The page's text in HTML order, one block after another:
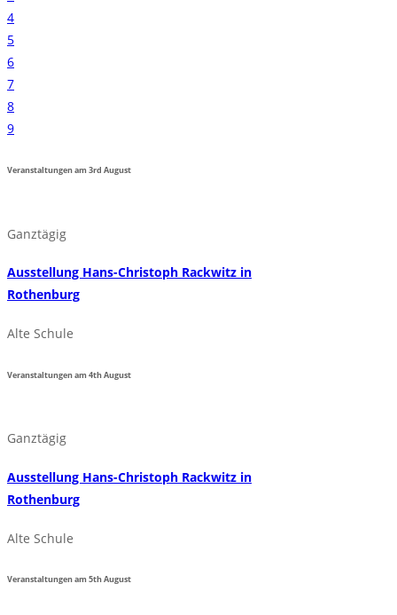
4
5
6
7
8
9
Veranstaltungen am3rd August
Ganztägig
Ausstellung Hans-Christoph Rackwitz in
Rothenburg
Alte Schule
Veranstaltungen am4thAugust
Ganztägig
Ausstellung Hans-Christoph Rackwitz in
Rothenburg
Alte Schule
Veranstaltungen am5thAugust